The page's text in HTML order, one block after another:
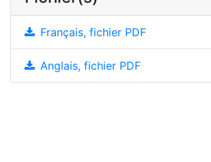
Français, fichier PDF
Anglais, fichier PDF